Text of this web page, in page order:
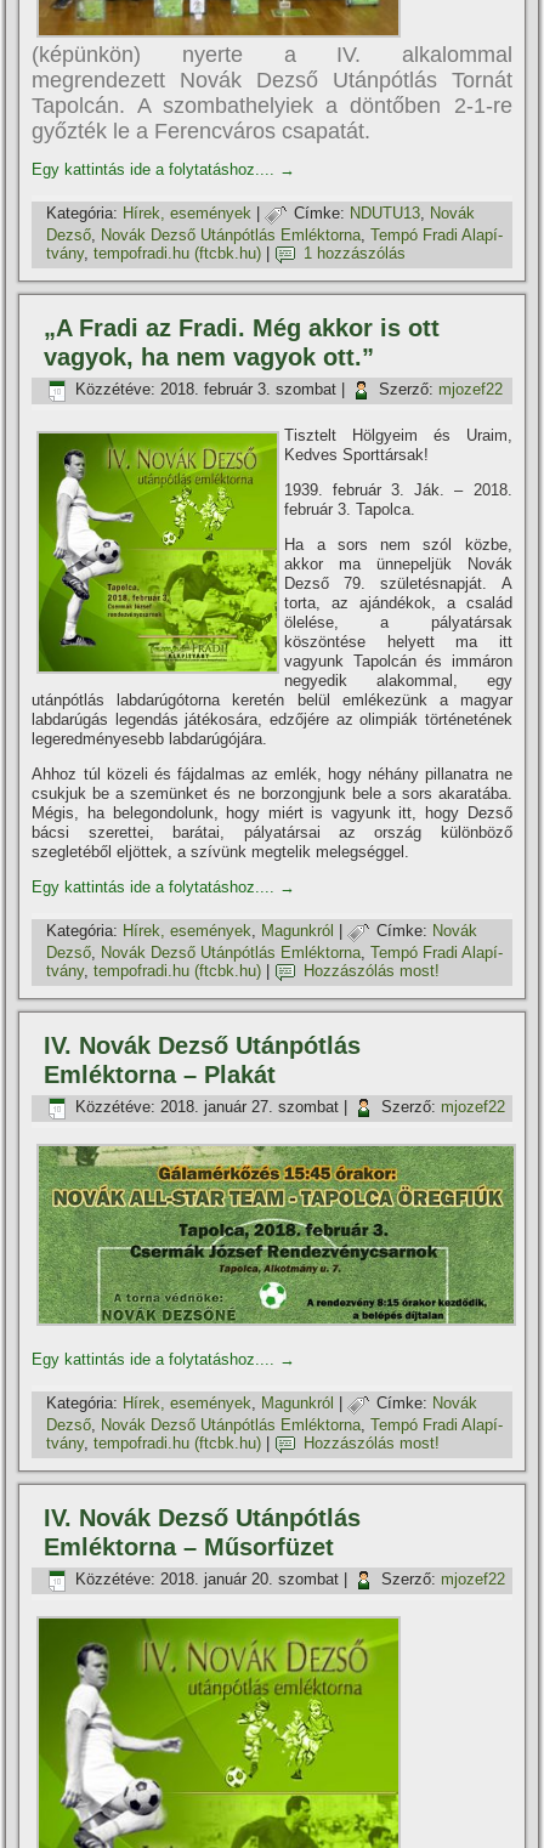
(képünkön) nyerte a IV. alkalommal
megrendezett Novák Dezső Utánpótlás Tornát
Tapolcán. A szombathelyiek a döntőben 2-1-re
győzték le a Ferencváros csapatát.
Egy kattintás ide a folytatáshoz.... →
Kategória: Hí­rek, események | Címke: NDUTU13, Novák
Dezső
Novák Dezső Utánpótlás Emléktorna ,Tempó Fradi Alapí­
tvány,tempofradi.hu (ftcbk.hu) 1 hozzászólás
„A Fradi az Fradi. Még akkor is ott
vagyok, ha nem vagyok ott.”
Közzétéve: 2018. február 3. szombat Szerző: mjozef22
Tisztelt Hölgyeim és Uraim,
Kedves Sporttársak!
1939. február 3. Ják. – 2018.
február 3. Tapolca.
Ha a sors nem szól közbe,
akkor ma ünnepeljük Novák
Dezső 79. születésnapját. A
torta, az ajándékok, a család
ölelése, a pályatársak
köszöntése helyett ma itt
vagyunk Tapolcán és immáron
negyedik alakommal, egy
utánpótlás labdarúgótorna keretén belül emlékezünk a magyar
labdarúgás legendás játékosára, edzőjére az olimpiák történetének
legeredményesebb labdarúgójára.
Ahhoz túl közeli és fájdalmas az emlék, hogy néhány pillanatra ne
csukjuk be a szemünket és ne borzongjunk bele a sors akaratába.
Mégis, ha belegondolunk, hogy miért is vagyunk itt, hogy Dezső
bácsi szerettei, barátai, pályatársai az ország különböző
szegletéből eljöttek, a szí­vünk megtelik melegséggel.
Egy kattintás ide a folytatáshoz....
→
Kategória: Hí­rek, események, Magunkról | Címke: Novák
Dezső
Novák Dezső Utánpótlás Emléktorna ,Tempó Fradi Alapí­
tvány,tempofradi.hu (ftcbk.hu) Hozzászólás most!
IV. Novák Dezső Utánpótlás
Emléktorna – Plakát
Közzétéve: 2018. január 27. szombat Szerző: mjozef22
Egy kattintás ide a folytatáshoz.... →
Kategória: Hí­rek, események, Magunkról | Címke: Novák
Dezső, Novák Dezső Utánpótlás Emléktorna,Tempó Fradi Alapí­
tvány,tempofradi.hu (ftcbk.hu) Hozzászólás most!
IV. Novák Dezső Utánpótlás
Emléktorna – Műsorfüzet
Közzétéve: 2018. január 20. szombat Szerző: mjozef22